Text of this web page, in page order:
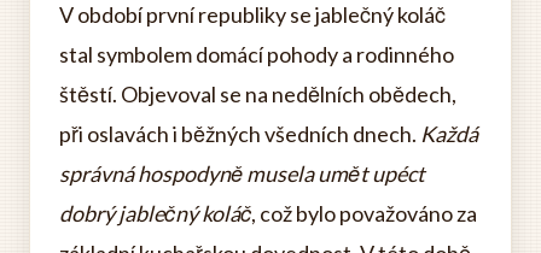
V období první republiky se jablečný koláč
stal symbolem domácí pohody a rodinného
štěstí. Objevoval se na nedělních obědech,
při oslavách i běžných všedních dnech. Každá
správná hospodyně musela umět upéct
dobrý jablečný koláč, což bylo považováno za